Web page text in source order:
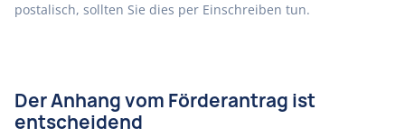
postalisch, sollten Sie dies per Einschreiben tun.
Der Anhang vom Förderantrag ist
entscheidend